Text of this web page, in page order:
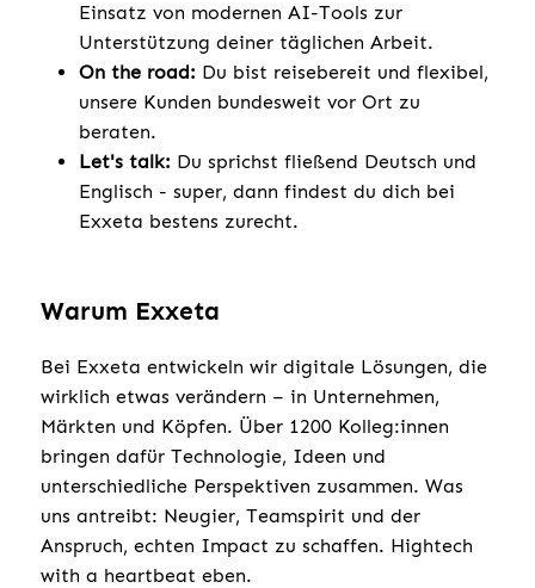
Einsatz von modernen AI-Tools zur
Unterstützung deiner täglichen Arbeit.
On the road: Du bist reisebereit und flexibel,
unsere Kunden bundesweit vor Ort zu
beraten.
Let's talk: Du sprichst fließend Deutsch und
Englisch - super, dann findest du dich bei
Exxeta bestens zurecht.
Warum Exxeta
Bei Exxeta entwickeln wir digitale Lösungen, die
wirklich etwas verändern – in Unternehmen,
Märkten und Köpfen. Über 1200 Kolleg:innen
bringen dafür Technologie, Ideen und
unterschiedliche Perspektiven zusammen. Was
uns antreibt: Neugier, Teamspirit und der
Anspruch, echten Impact zu schaffen. Hightech
with a heartbeat eben.